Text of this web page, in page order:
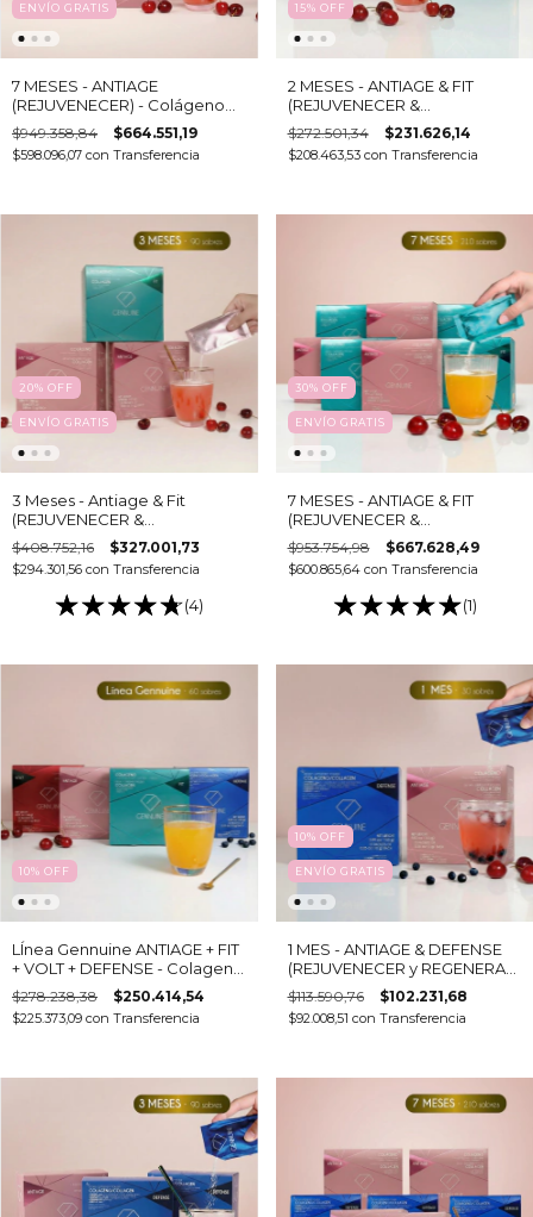
ENVÍO GRATIS
7 MESES - ANTIAGE
(REJUVENECER) - Colágeno
hidrolizado bebible (14 cajas -
15 sobres c/u)
$949.358,84 $664.551,19
$598.096,07 con Transferencia
15% OFF
2 MESES - ANTIAGE & FIT
(REJUVENECER &
ADELGAZAR)
$272.501,34 $231.626,14
$208.463,53 con Transferencia
20% OFF
ENVÍO GRATIS
3 Meses - Antiage & Fit
(REJUVENECER &
ADELGAZAR) - Colágeno
hidrolizado bebible
$408.752,16 $327.001,73
$294.301,56 con Transferencia
(4)
30% OFF
ENVÍO GRATIS
7 MESES - ANTIAGE & FIT
(REJUVENECER &
ADELGAZAR) - Colágeno
hidrolizado bebible
$953.754,98 $667.628,49
$600.865,64 con Transferencia
(1)
10% OFF
LÍnea Gennuine ANTIAGE + FIT
+ VOLT + DEFENSE - Colageno
hidrolizado bebible y 31
activos
$278.238,38 $250.414,54
$225.373,09 con Transferencia
10% OFF
ENVÍO GRATIS
1 MES - ANTIAGE & DEFENSE
(REJUVENECER y REGENERAR)
- Colágeno hidrolizado
bebible + 27 activos
$113.590,76 $102.231,68
$92.008,51 con Transferencia